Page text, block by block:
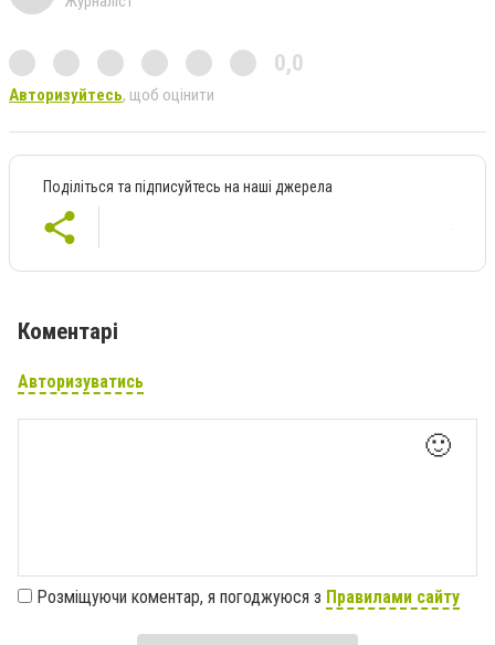
0,0
Авторизуйтесь, щоб оцінити
Поділіться та підписуйтесь на наші джерела
Коментарі
Авторизуватись
🙂
Розміщуючи коментар, я погоджуюся з Правилами сайту